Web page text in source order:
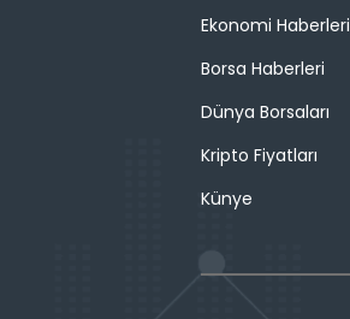
Ekonomi Haberleri
Borsa Haberleri
Dünya Borsaları
Kripto Fiyatları
Künye